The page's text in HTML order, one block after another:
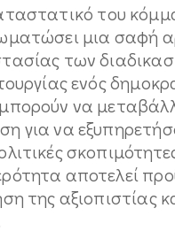
του
μια σαφή
των
ενός
να
για να
αποτελεί
της αξιοπιστίας